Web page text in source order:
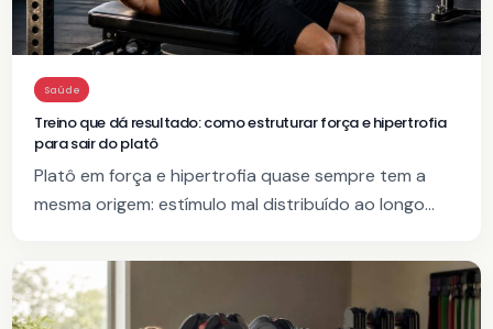
Saúde
Treino que dá resultado: como estruturar força e hipertrofia
para sair do platô
Platô em força e hipertrofia quase sempre tem a
mesma origem: estímulo mal distribuído ao longo…